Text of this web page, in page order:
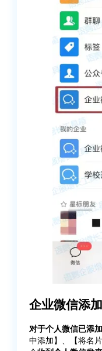
企业微信添
对于个人微信已添
中添加】、【将名